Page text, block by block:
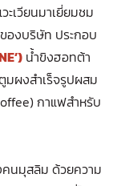
เวียนมาเยี่ยมชม
องบริษัท ประกอบ
น้ำขิงฮอทต้า
มผงสำเร็จรูปผสม
กาแฟสำหรับ
คนมุสลิม ด้วยความ